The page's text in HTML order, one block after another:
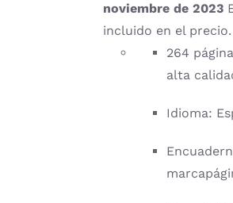
noviembre de 2023
incluido en el precio.
264
alta
Idioma: